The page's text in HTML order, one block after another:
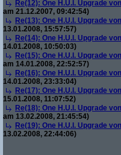
Re(12): One H.U.I. Upgrade
am 21.12.2007, 09:42:54)
Re(13): One H.U.I. Upgrade
13.01.2008, 15:57:57)
Re(14): One H.U.I. Upgrade
14.01.2008, 10:50:03)
Re(15): One H.U.I. Upgrade
am 14.01.2008, 22:52:57)
Re(16): One H.U.I. Upgrade
14.01.2008, 23:33:04)
Re(17): One H.U.I. Upgrade
15.01.2008, 11:07:52)
Re(18): One H.U.I. Upgrade
am 13.02.2008, 21:45:54)
Re(19): One H.U.I. Upgrade
13.02.2008, 22:44:06)